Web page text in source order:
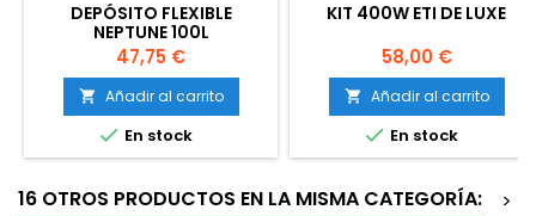
DEPÓSITO FLEXIBLE
NEPTUNE 100L
Precio
47,75 €
 Añadir al carrito
 En stock
KIT 400W ETI DE LUXE
Precio
58,00 €
 Añadir al carrito
 En stock
16 OTROS PRODUCTOS EN LA MISMA CATEGORÍA:
>